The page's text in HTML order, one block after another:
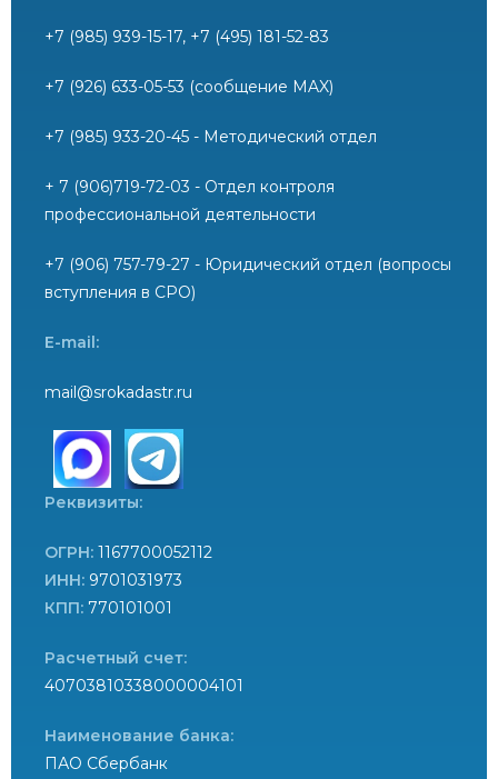
+7 (985) 939-15-17, +7 (495) 181-52-83
+7 (926) 633-05-53 (сообщение MAX)
+7 (985) 933-20-45 - Методический отдел
+ 7 (906)719-72-03 - Отдел контроля
профессиональной деятельности
+7 (906) 757-79-27 - Юридический отдел (вопросы
вступления в СРО)
E-mail:
mail@srokadastr.ru
Реквизиты:
ОГРН: 1167700052112
ИНН: 9701031973
КПП: 770101001
Расчетный счет:
40703810338000004101
Наименование банка:
ПАО Сбербанк